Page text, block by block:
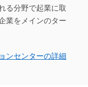
る分野で起業に取
業をメインのター
ンセンターの詳細